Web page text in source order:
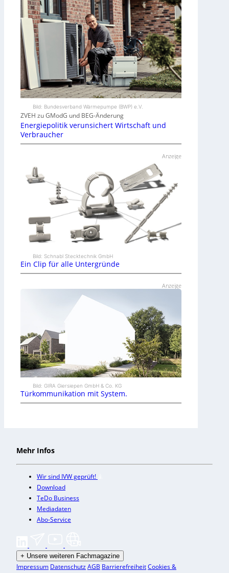
Bild: Bundesverband Wärmepumpe (BWP) e.V.
ZVEH zu GModG und BEG-Änderung
Energiepolitik verunsichert Wirtschaft und
Verbraucher
Anzeige
Bild: Schnabl Stecktechnik GmbH
Ein Clip für alle Untergründe
Anzeige
Bild: GIRA Giersiepen GmbH & Co. KG
Türkommunikation mit System.
Mehr Infos
Wir sind IVW geprüft!
Download
TeDo Business
Mediadaten
Abo-Service
+ Unsere weiteren Fachmagazine
Impressum DatenschutzAGB BarrierefreiheitCookies &